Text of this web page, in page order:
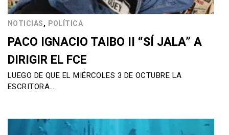
NOTICIAS, POLÍTICA
PACO IGNACIO TAIBO II “SÍ JALA” A
DIRIGIR EL FCE
LUEGO DE QUE EL MIÉRCOLES 3 DE OCTUBRE LA
ESCRITORA…